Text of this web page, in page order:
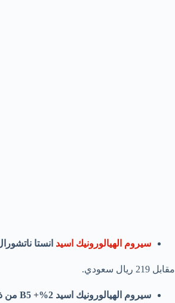
سيروم الهيالورونيك اسيد انستا
مقابل 219 ريال سعودي.
سيروم الهيالورونيك اسيد 2% + B5 من ذا أورديناري